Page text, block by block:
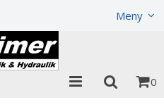
Meny
0